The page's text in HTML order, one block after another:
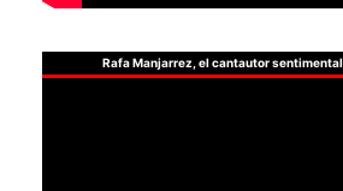
Rafa Manjarrez, el cantautor sentimental